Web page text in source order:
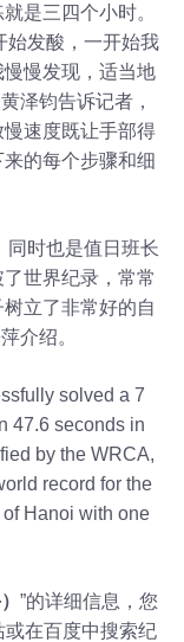
是三四个小时。
始发酸，一开始我
慢发现，适当地
泽钧告诉记者，
速度既让手部得
的每个步骤和细
同时也是值日班长
世界纪录，常常
立了非常好的自
介绍。
solved a 7
47.6 seconds in
by the WRCA,
record for the
Hanoi with one
”的详细信息，您
在百度中搜索纪